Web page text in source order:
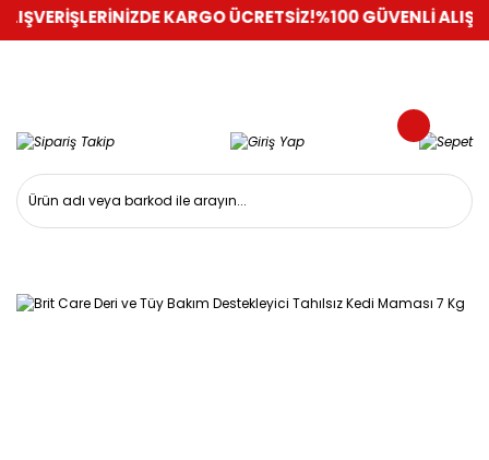
KARGO ÜCRETSİZ!%100 GÜVENLİ ALIŞVERİŞ